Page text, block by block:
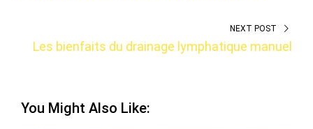
NEXT POST
Les bienfaits du drainage lymphatique manuel
You Might Also Like: